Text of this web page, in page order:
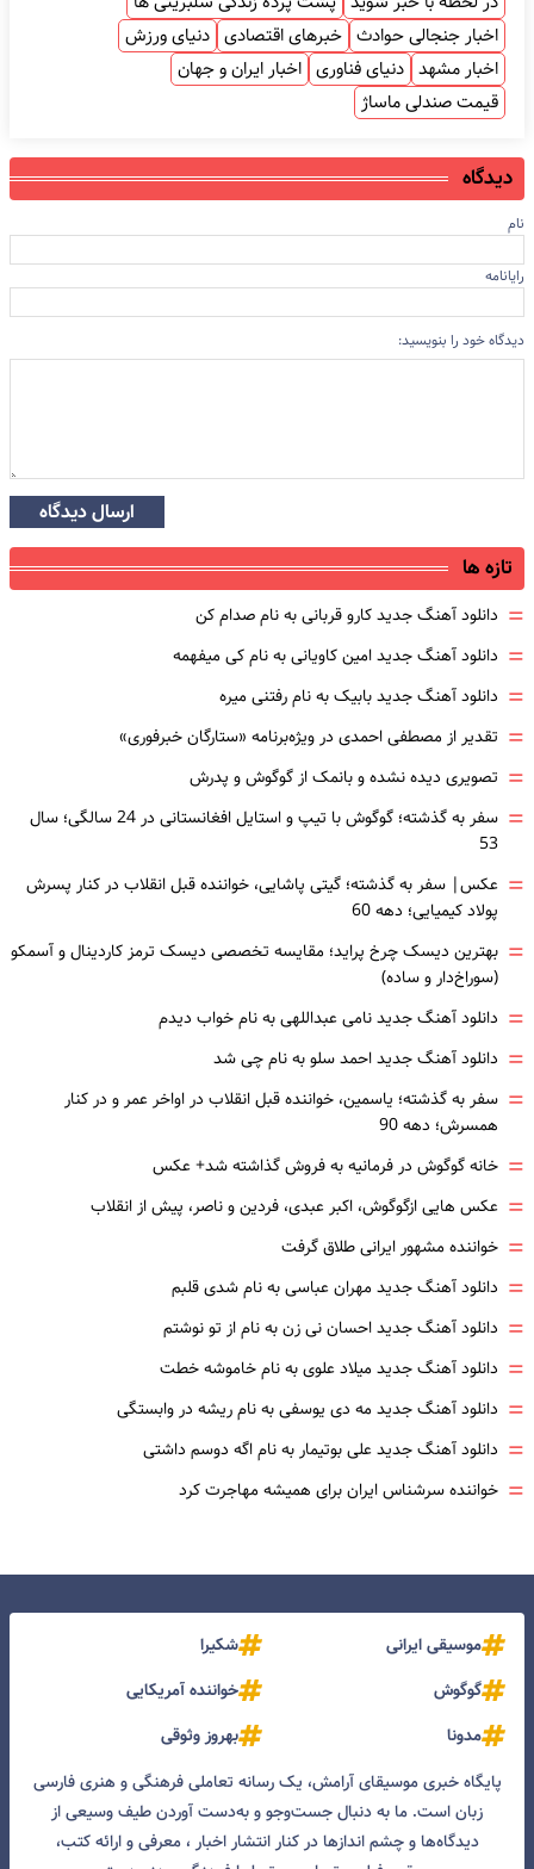
اخبار جنجالی حوادث خبرهای اقتصادی دنیای ورزش
اخبار مشهد دنیای فناوری اخبار ایران و جهان
قیمت صندلی ماساژ
دیدگاه
نام
رایانامه
دیدگاه خود را بنویسید:
ارسال دیدگاه
تازه ها
= دانلود آهنگ جدید کارو قربانی به نام صدام کن
= دانلود آهنگ جدید امین کاویانی به نام کی میفهمه
= دانلود آهنگ جدید بابیک به نام رفتنی میره
= تقدیر از مصطفی احمدی در ویژه‌برنامه «ستارگان خبرفوری»
= تصویری دیده نشده و بانمک از گوگوش و پدرش
=
سفر به گذشته؛ گوگوش با تیپ و استایل افغانستانی در 24 سالگی؛ سال
53
= عکس| سفر به گذشته؛ گیتی پاشایی، خواننده قبل انقلاب در کنار پسرش
پولاد کیمیایی؛ دهه 60
= بهترین دیسک چرخ پراید؛ مقایسه تخصصی دیسک ترمز کاردینال و آسمکو
(سوراخ‌دار و ساده)
= دانلود آهنگ جدید نامی عبداللهی به نام خواب دیدم
= دانلود آهنگ جدید احمد سلو به نام چی شد
= سفر به گذشته؛ یاسمین، خواننده قبل انقلاب در اواخر عمر و در کنار
همسرش؛ دهه 90
= خانه گوگوش در فرمانیه به فروش گذاشته شد+ عکس
= عکس هایی ازگوگوش، اکبر عبدی، فردین و ناصر، پیش از انقلاب
= خواننده مشهور ایرانی طلاق گرفت
= دانلود آهنگ جدید مهران عباسی به نام شدی قلبم
= دانلود آهنگ جدید احسان نی زن به نام از تو نوشتم
= دانلود آهنگ جدید میلاد علوی به نام خاموشه خطت
= دانلود آهنگ جدید مه دی یوسفی به نام ریشه در وابستگی
= دانلود آهنگ جدید علی بوتیمار به نام اگه دوسم داشتی
= خواننده سرشناس ایران برای همیشه مهاجرت کرد
موسیقی ایرانی
شکیرا
گوگوش
خواننده آمریکایی
مدونا
بهروز وثوقی
پایگاه خبری موسیقای آرامش، یک رسانه تعاملی فرهنگی و هنری فارسی
زبان است. ما به دنبال جست‌و‌جو و به‌دست آوردن طیف وسیعی از
دیدگاه‌ها و چشم انداز‌ها در کنار انتشار اخبار ، معرفی و ارائه کتب،